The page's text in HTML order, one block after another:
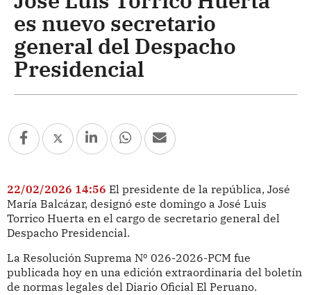
es nuevo secretario
general del Despacho
Presidencial
22/02/2026 14:56 El presidente de la república, José
María Balcázar, designó este domingo a José Luis
Torrico Huerta en el cargo de secretario general del
Despacho Presidencial.
La Resolución Suprema Nº 026-2026-PCM fue
publicada hoy en una edición extraordinaria del boletín
de normas legales del Diario Oficial El Peruano.